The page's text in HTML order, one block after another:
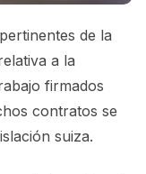
de la
a la
firmados
contratos se
suiza.